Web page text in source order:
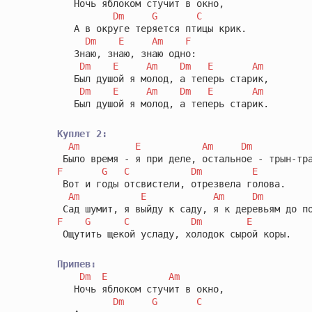
   Ночь яблоком стучит в окно,
Dm
G
C
   А в округе теряется птицы крик.
Dm
E Am
F
   Знаю, знаю, знаю одно:
Dm
E Am Dm E
Am
   Был душой я молод, а теперь старик,
Dm
E Am Dm E
Am
   Был душой я молод, а теперь старик.
Куплет 2:
Am
E Am Dm
F G C Dm
E
Вот и годы отсвистели, отрезвела голова.
Am
E Am Dm
F G C Dm
E
Ощутить щекой усладу, холодок сырой коры.
Припев:
Dm
E
Am
   Ночь яблоком стучит в окно,
Dm
G
C